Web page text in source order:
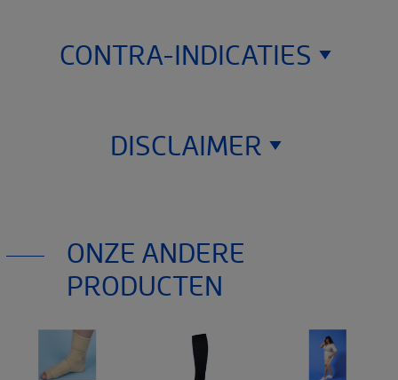
CONTRA-INDICATIES
Het wordt formeel afgeraden om Biflex® te gebruiken in
geval van arteriële problemen. IPS boven 0,9 en onder
In geval van vernietigende arteritis van de onderste
ledematen, dermatologische wonden (abces,
karbonkels geïnfecteerde dermititis), extra-anatomische
DISCLAIMER
Perret
France
Het medisch hulpmiddel klasse I, vermeld op dit document, is
betreffende medische hulpmiddelen. Lees aandachtig de
gebruiksaanwijzing van het product.
ONZE ANDERE
PRODUCTEN